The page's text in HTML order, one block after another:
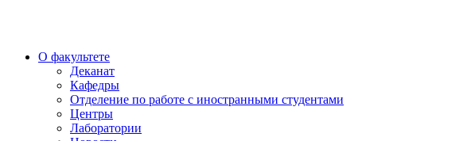
О факультете
Деканат
Кафедры
Отделение по работе с иностранными студентами
Центры
Лаборатории